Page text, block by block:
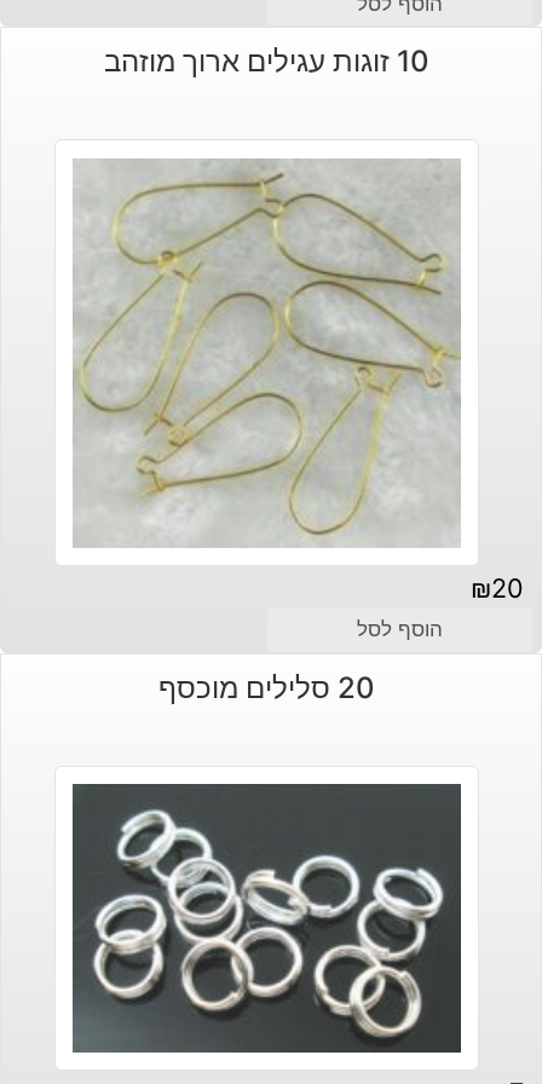
10 זוגות עגילים ארוך מוזהב
₪20
הוסף לסל
20 סלילים מוכסף